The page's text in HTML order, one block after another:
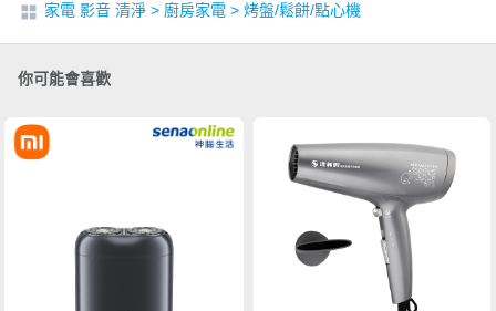
家電 影音 清淨 > 廚房家電 > 烤盤/鬆餅/點心機
你可能會喜歡